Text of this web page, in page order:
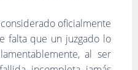
oficialmente
falta que un juzgado lo
al ser